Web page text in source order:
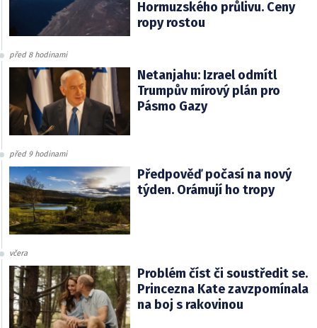
Hormuzského průlivu. Ceny
ropy rostou
před 8 hodinami
Netanjahu: Izrael odmítl
Trumpův mírový plán pro
Pásmo Gazy
před 9 hodinami
Předpověď počasí na nový
týden. Orámují ho tropy
včera
Problém číst či soustředit se.
Princezna Kate zavzpomínala
na boj s rakovinou